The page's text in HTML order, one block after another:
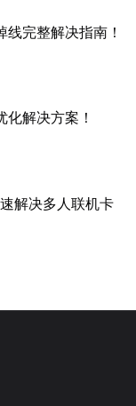
完整解决指南！
解决方案！
解决多人联机卡